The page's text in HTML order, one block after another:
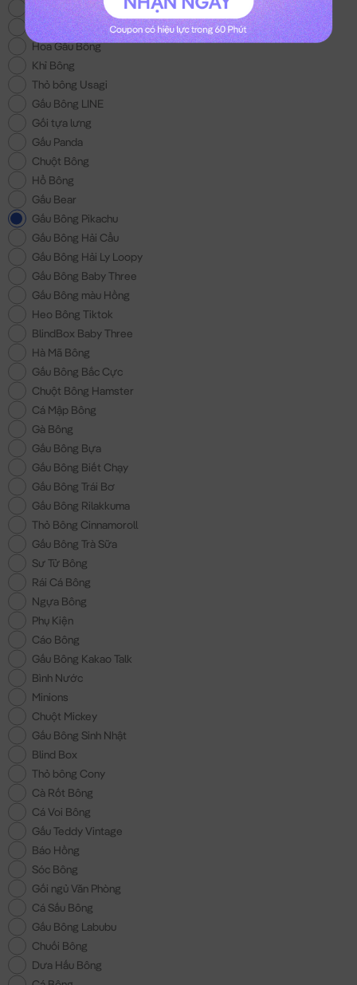
Gấu Bông Con Bò
Balo Gấu Bông
Hoa Gấu Bông
Khỉ Bông
Thỏ bông Usagi
Gấu Bông LINE
Gối tựa lưng
Gấu Panda
Chuột Bông
Hổ Bông
Gấu Bear
Gấu Bông Pikachu
Gấu Bông Hải Cẩu
Gấu Bông Hải Ly Loopy
Gấu Bông Baby Three
Gấu Bông màu Hồng
Heo Bông Tiktok
BlindBox Baby Three
Hà Mã Bông
Gấu Bông Bắc Cực
Chuột Bông Hamster
Cá Mập Bông
Gà Bông
Gấu Bông Bựa
Gấu Bông Biết Chạy
Gấu Bông Trái Bơ
Gấu Bông Rilakkuma
Thỏ Bông Cinnamoroll
Gấu Bông Trà Sữa
Sư Tử Bông
Rái Cá Bông
Ngựa Bông
Phụ Kiện
Cáo Bông
Gấu Bông Kakao Talk
Bình Nước
Minions
Chuột Mickey
Gấu Bông Sinh Nhật
Blind Box
Thỏ bông Cony
Cà Rốt Bông
Cá Voi Bông
Gấu Teddy Vintage
Báo Hồng
Sóc Bông
Gối ngủ Văn Phòng
Cá Sấu Bông
Gấu Bông Labubu
Chuối Bông
Dưa Hấu Bông